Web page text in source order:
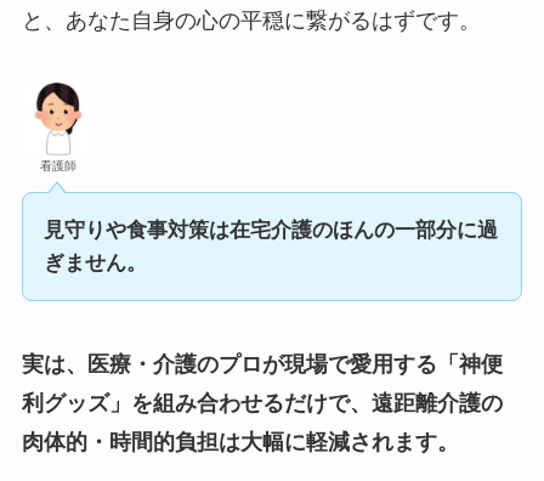
と、あなた自身の心の平穏に繋がるはずです。
看護師
見守りや食事対策は在宅介護のほんの一部分に過
ぎません。
実は、医療・介護のプロが現場で愛用する「神便
利グッズ」を組み合わせるだけで、遠距離介護の
肉体的・時間的負担は大幅に軽減されます。